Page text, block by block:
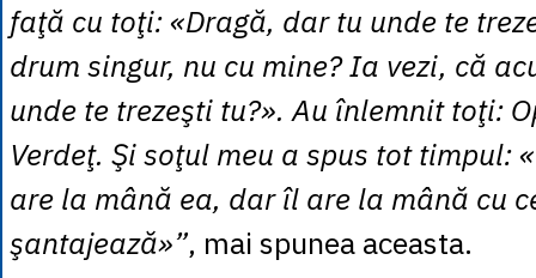
faţă cu toţi: «Dragă, dar tu unde te
drum singur, nu cu mine? Ia vezi, că
unde te trezeşti tu?». Au înlemnit toţi:
Verdeţ. Şi soţul meu a spus tot timpul:
are la mână ea, dar îl are la mână cu
şantajează»”, mai spunea aceasta.